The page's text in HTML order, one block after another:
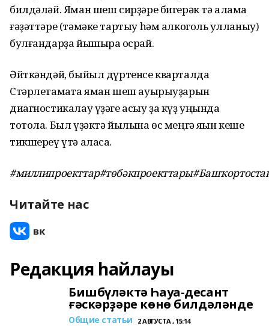
билдәләй. Яман шеш сирҙәре бигерәк тә алама
ғәҙәттәре (тәмәке тартыу һәм алкоголь ҡулланыу)
булғандарҙа йышыраҡ осрай.
Әйткәндәй, быйыл дүртенсе кварталда
Стәрлетамаҡта яман шеш ауырыуҙарын
диагностикалау үҙәге асыу ҙа күҙ уңында
тотола. Был үҙәктә йылына өс меңгә яҡын кеше
тикшереү үтә аласаҡ.
Читайте нас
Редакция һайлауы
Бишбүләктә Һауа-десант
ғәскәрҙәре көнө билдәләнде
Общие статьи 2 АВГУСТА , 15:14